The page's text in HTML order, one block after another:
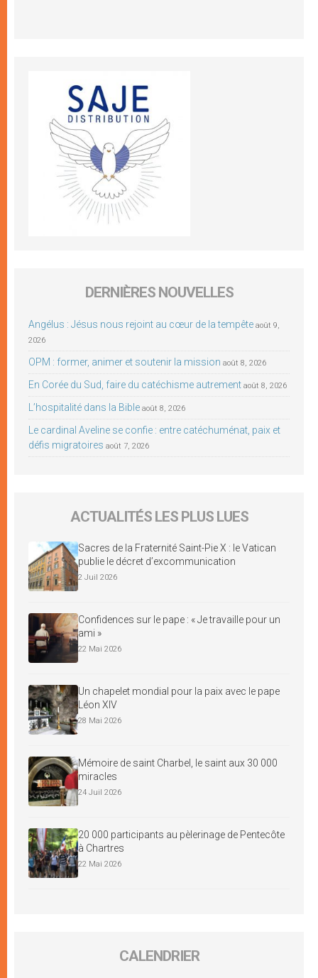
DERNIÈRES NOUVELLES
Angélus : Jésus nous rejoint au cœur de la tempête août 9,
2026
OPM : former, animer et soutenir la mission août 8, 2026
En Corée du Sud, faire du catéchisme autrement août 8, 2026
L’hospitalité dans la Bible août 8, 2026
Le cardinal Aveline se confie : entre catéchuménat, paix et
défis migratoires août 7, 2026
ACTUALITÉS LES PLUS LUES
Sacres de la Fraternité Saint-Pie X : le Vatican
publie le décret d’excommunication
2 Juil 2026
Confidences sur le pape : « Je travaille pour un
ami »
22 Mai 2026
Un chapelet mondial pour la paix avec le pape
Léon XIV
28 Mai 2026
Mémoire de saint Charbel, le saint aux 30 000
miracles
24 Juil 2026
20 000 participants au pèlerinage de Pentecôte
à Chartres
22 Mai 2026
CALENDRIER